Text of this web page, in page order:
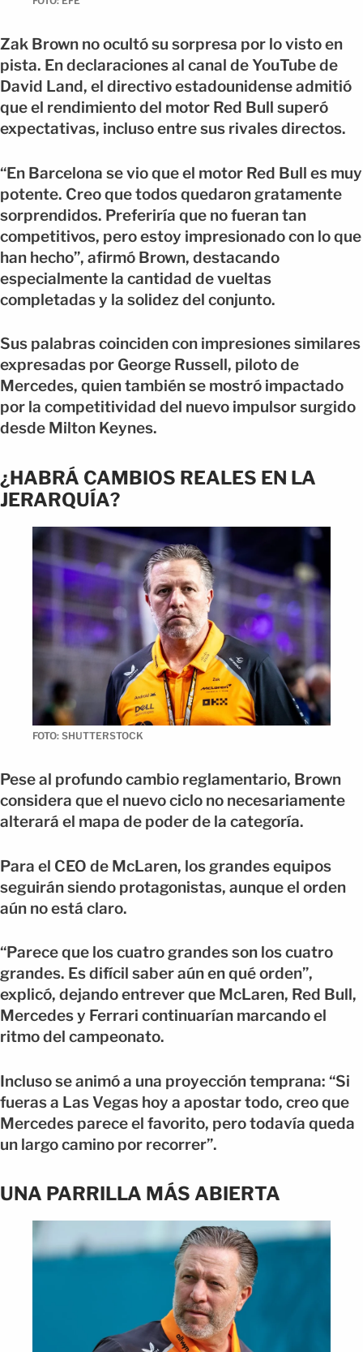
Zak Brown no ocultó su sorpresa por lo visto en
pista. En declaraciones al canal de YouTube de
David Land, el directivo estadounidense admitió
que el rendimiento del motor Red Bull superó
expectativas, incluso entre sus rivales directos.
“En Barcelona se vio que el motor Red Bull es muy
potente. Creo que todos quedaron gratamente
sorprendidos. Preferiría que no fueran tan
competitivos, pero estoy impresionado con lo que
han hecho”, afirmó Brown, destacando
especialmente la cantidad de vueltas
completadas y la solidez del conjunto.
Sus palabras coinciden con impresiones similares
expresadas por George Russell, piloto de
Mercedes, quien también se mostró impactado
por la competitividad del nuevo impulsor surgido
desde Milton Keynes.
¿HABRÁ CAMBIOS REALES EN LA
JERARQUÍA?
FOTO: SHUTTERSTOCK
Pese al profundo cambio reglamentario, Brown
considera que el nuevo ciclo no necesariamente
alterará el mapa de poder de la categoría.
Para el CEO de McLaren, los grandes equipos
seguirán siendo protagonistas, aunque el orden
aún no está claro.
“Parece que los cuatro grandes son los cuatro
grandes. Es difícil saber aún en qué orden”,
explicó, dejando entrever que McLaren, Red Bull,
Mercedes y Ferrari continuarían marcando el
ritmo del campeonato.
Incluso se animó a una proyección temprana: “Si
fueras a Las Vegas hoy a apostar todo, creo que
Mercedes parece el favorito, pero todavía queda
un largo camino por recorrer”.
UNA PARRILLA MÁS ABIERTA